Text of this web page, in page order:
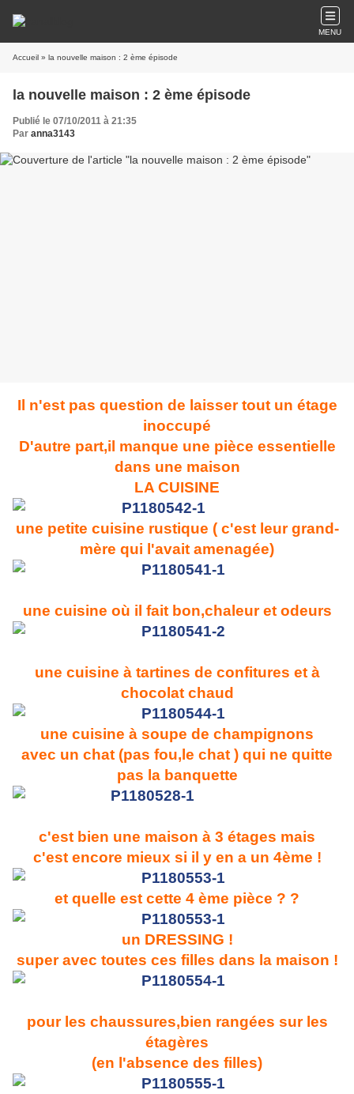
MENU
Accueil » la nouvelle maison : 2 ème épisode
la nouvelle maison : 2 ème épisode
Publié le 07/10/2011 à 21:35
Par anna3143
Il n'est pas question de laisser tout un étage
inoccupé
D'autre part,il manque une pièce essentielle
dans une maison
LA CUISINE
une petite cuisine rustique ( c'est leur grand-
mère qui l'avait amenagée)
une cuisine où il fait bon,chaleur et odeurs
une cuisine à tartines de confitures et à
chocolat chaud
une cuisine à soupe de champignons
avec un chat (pas fou,le chat ) qui ne quitte
pas la banquette
c'est bien une maison à 3 étages mais
c'est encore mieux si il y en a un 4ème !
et quelle est cette 4 ème pièce ? ?
un DRESSING !
super avec toutes ces filles dans la maison !
pour les chaussures,bien rangées sur les
étagères
(en l'absence des filles)